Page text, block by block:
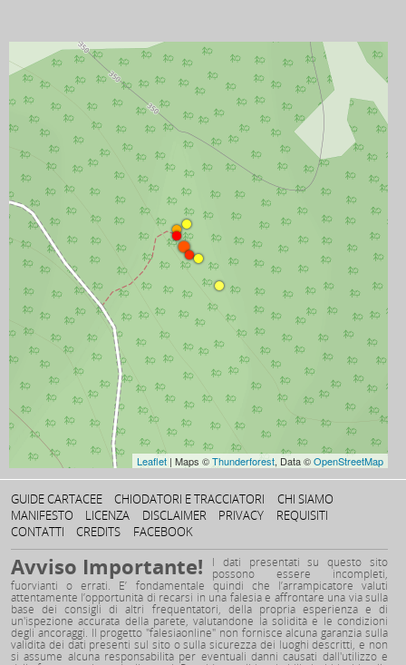
Leaflet | Maps ©Thunderforest, Data ©OpenStreetMap
GUIDE CARTACEE CHIODATORI E TRACCIATORI
CHI SIAMO
MANIFESTO
LICENZA DISCLAIMER PRIVACY
REQUISITI
CONTATTI
CREDITS FACEBOOK
Avviso Importante! I dati presentati su questo sito
possono essere incompleti,
fuorvianti o errati. E’ fondamentale quindi che l’arrampicatore valuti
attentamente l’opportunità di recarsi in una falesia e affrontare una via sulla
base dei consigli di altri frequentatori, della propria esperienza e di
un'ispezione accurata della parete, valutandone la solidità e le condizioni
degli ancoraggi. Il progetto "falesiaonline" non fornisce alcuna garanzia sulla
validità dei dati presenti sul sito o sulla sicurezza dei luoghi descritti, e non
si assume alcuna responsabilità per eventuali danni causati dall'utilizzo e